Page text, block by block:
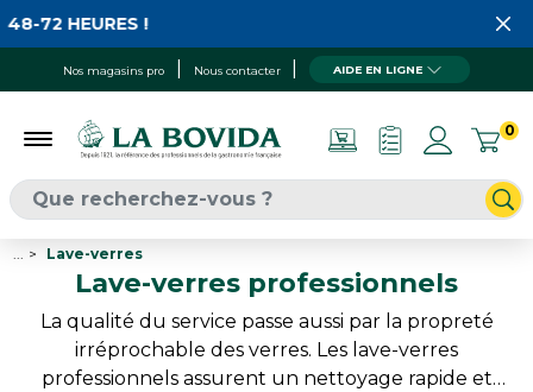
Nos magasins pro Nous contacter AIDE EN LIGNE
0
HEURES !
Lave-verres
Lave-verres professionnels
La qualité du service passe aussi par la propreté
irréprochable des verres. Les lave-verres
professionnels assurent un nettoyage rapide et